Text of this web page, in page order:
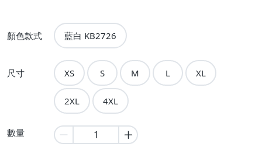
顏色款式 藍白 KB2726
尺寸 XS S M L XL
2XL 4XL
數量